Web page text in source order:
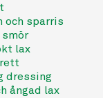
och sparris
lax
dressing
ångad lax